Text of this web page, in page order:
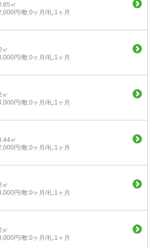
㎡
円/敷:0ヶ月/礼:1ヶ月
㎡
円/敷:0ヶ月/礼:1ヶ月
㎡
円/敷:0ヶ月/礼:1ヶ月
㎡
円/敷:0ヶ月/礼:1ヶ月
㎡
円/敷:0ヶ月/礼:1ヶ月
㎡
円/敷:0ヶ月/礼:1ヶ月